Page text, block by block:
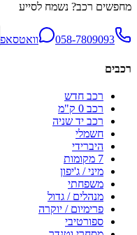
מחפשים רכב? נשמח לסייע
058-7809093 וואטסאפ
רכבים
רכב חדש
רכב 0 ק"מ
רכב יד שניה
חשמלי
היברידי
7 מקומות
מיני / ג'יפון
משפחתי
מנהלים / גדול
פרימיום / יוקרה
ספורטיבי